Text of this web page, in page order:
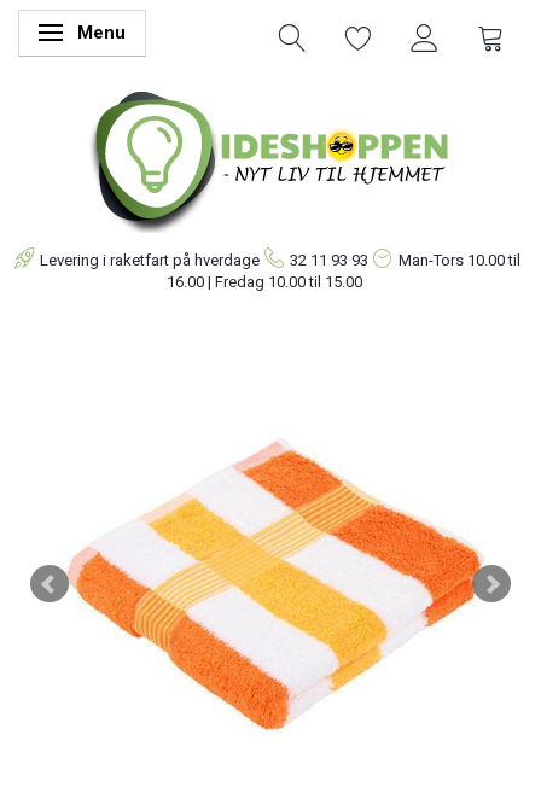
Skifte navigation
Menu
Levering i raketfart på hverdage 32 11 93 93 Man-Tors 10.00 til
16.00 | Fredag 10.00 til 15.00